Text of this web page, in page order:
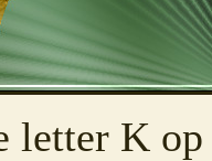
letter K